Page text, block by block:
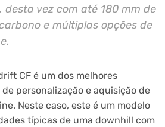
desta vez com até 180 mm de
e múltiplas opções de
CF é um dos melhores
personalização e aquisição de
Neste caso, este é um modelo
típicas de uma downhill com